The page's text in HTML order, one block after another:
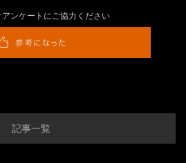
アンケートにご協力ください
記事一覧